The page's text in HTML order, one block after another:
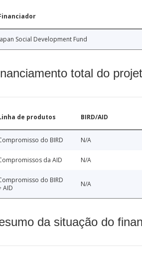
Social Development Fund
total do
de produtos BIRD/AID
do BIRD N/A
da AID N/A
do BIRD
AID
N/A
da situação do